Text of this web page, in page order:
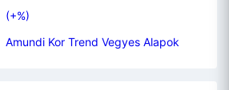
(+%)
Amundi Kor Trend Vegyes Alapok